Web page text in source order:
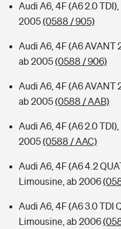
Audi A6, 4F (A6 2.0
2005(0588 / 905)
Audi A6, 4F (A6 AVANT
ab 2005(0588 / 906)
Audi A6, 4F (A6 AVANT
ab 2005(0588 / AAB)
Audi A6, 4F (A6 2.0
2005(0588 / AAC)
Audi A6, 4F (A6 4.2
Limousine, ab 2006
Audi A6, 4F (A6 3.0 TDI
Limousine, ab 2006